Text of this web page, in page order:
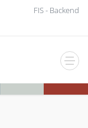
FIS - Backend